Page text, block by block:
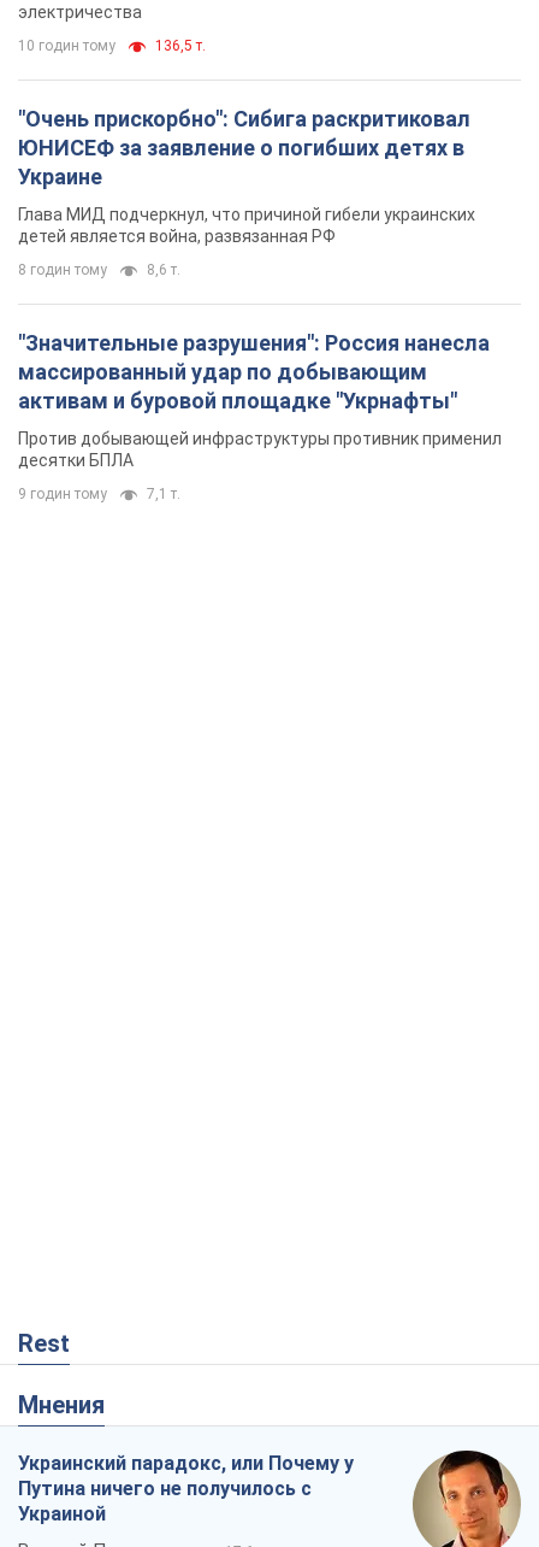
электричества
10 годин тому 136,5 т.
"Очень прискорбно": Сибига раскритиковал
ЮНИСЕФ за заявление о погибших детях в
Украине
Глава МИД подчеркнул, что причиной гибели украинских
детей является война, развязанная РФ
8 годин тому 8,6 т.
"Значительные разрушения": Россия нанесла
массированный удар по добывающим
активам и буровой площадке "Укрнафты"
Против добывающей инфраструктуры противник применил
десятки БПЛА
9 годин тому 7,1 т.
Rest
Мнения
Украинский парадокс, или Почему у
Путина ничего не получилось с
Украиной